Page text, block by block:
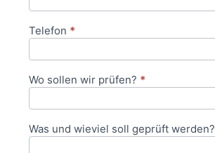
Telefon *
Wo sollen wir prüfen? *
Was und wieviel soll geprüft werden?